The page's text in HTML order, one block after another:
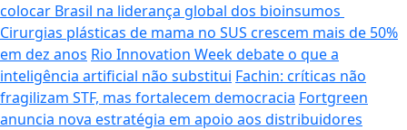
colocar Brasil na liderança global dos bioinsumos
Cirurgias plásticas de mama no SUS crescem mais de 50%
em dez anos Rio Innovation Week debate o que a
inteligência artificial não substitui Fachin: críticas não
fragilizam STF, mas fortalecem democracia Fortgreen
anuncia nova estratégia em apoio aos distribuidores